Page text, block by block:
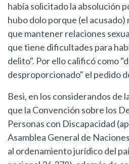
había solicitado la absolución
hubo dolo porque (el
que mantener relaciones
que tiene dificultades para
delito". Por ello calificó como
desproporcionado" el pedido
Besi, en los considerandos de
que la Convención sobre los
Personas con Discapacidad
Asamblea General de
al ordenamiento jurídico del